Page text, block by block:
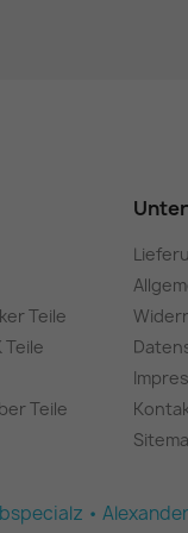
Teile
Teile
Teile
•